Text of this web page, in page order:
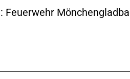
Feuerwehr